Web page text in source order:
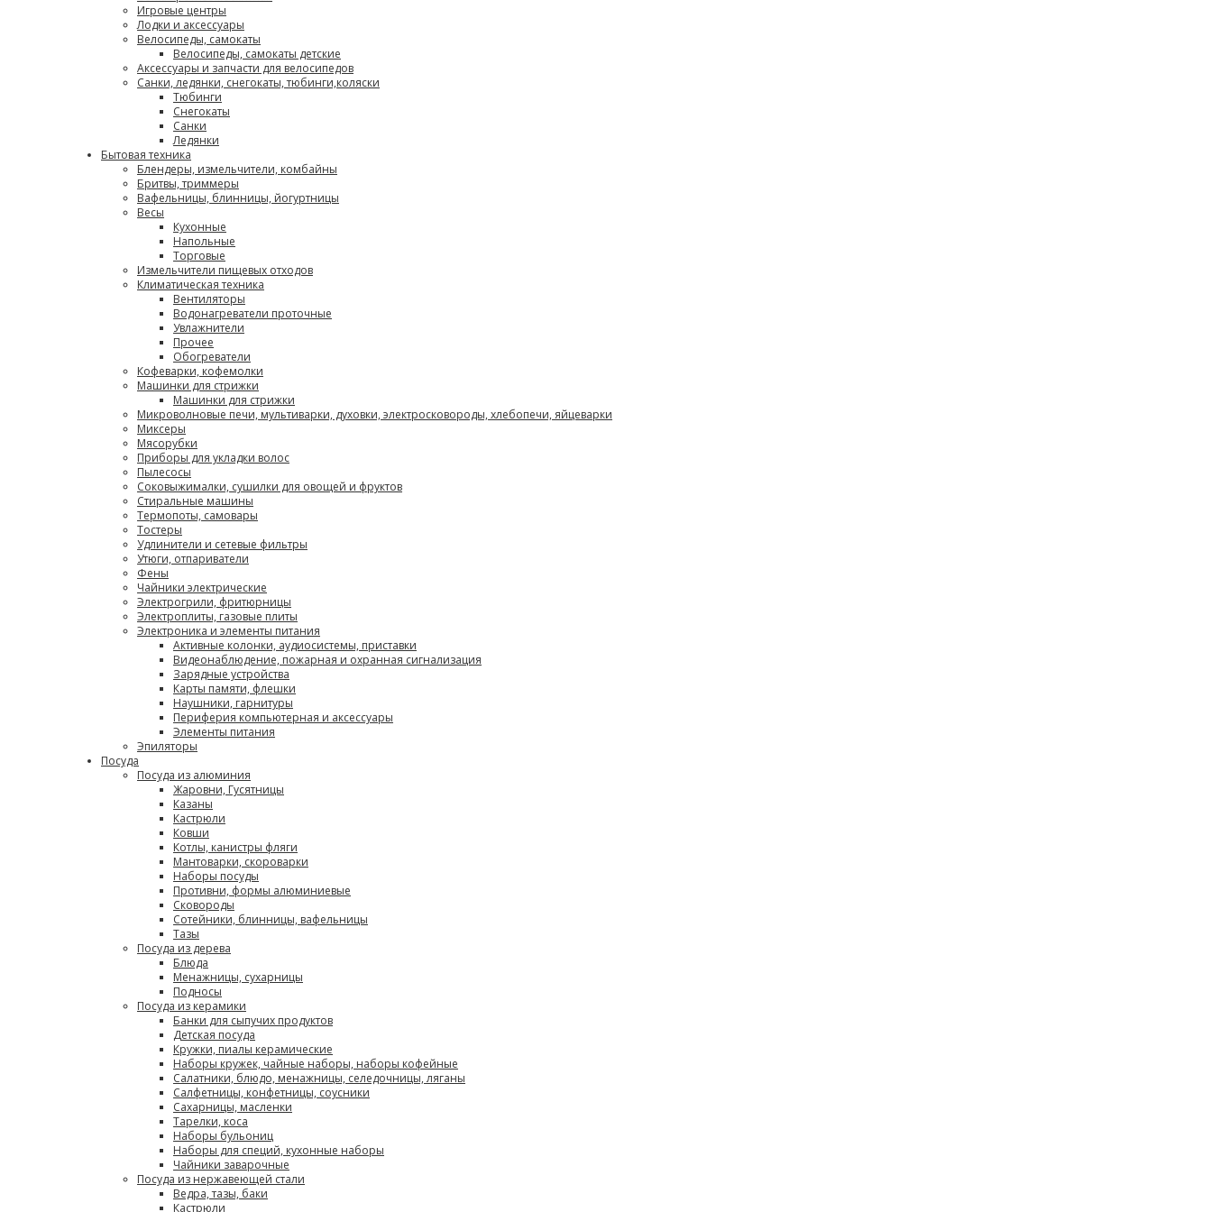
Игровые центры
Лодки и аксессуары
Велосипеды, самокаты
Велосипеды, самокаты детские
Аксессуары и запчасти для велосипедов
Санки, ледянки, снегокаты, тюбинги,коляски
Тюбинги
Снегокаты
Санки
Ледянки
Бытовая техника
Блендеры, измельчители, комбайны
Бритвы, триммеры
Вафельницы, блинницы, йогуртницы
Весы
Кухонные
Напольные
Торговые
Измельчители пищевых отходов
Климатическая техника
Вентиляторы
Водонагреватели проточные
Увлажнители
Прочее
Обогреватели
Кофеварки, кофемолки
Машинки для стрижки
Машинки для стрижки
Микроволновые печи, мультиварки, духовки, электросковороды, хлебопечи, яйцеварки
Миксеры
Мясорубки
Приборы для укладки волос
Пылесосы
Соковыжималки, сушилки для овощей и фруктов
Стиральные машины
Термопоты, самовары
Тостеры
Удлинители и сетевые фильтры
Утюги, отпариватели
Фены
Чайники электрические
Электрогрили, фритюрницы
Электроплиты, газовые плиты
Электроника и элементы питания
Активные колонки, аудиосистемы, приставки
Видеонаблюдение, пожарная и охранная сигнализация
Зарядные устройства
Карты памяти, флешки
Наушники, гарнитуры
Периферия компьютерная и аксессуары
Элементы питания
Эпиляторы
Посуда
Посуда из алюминия
Жаровни, Гусятницы
Казаны
Кастрюли
Ковши
Котлы, канистры фляги
Мантоварки, скороварки
Наборы посуды
Противни, формы алюминиевые
Сковороды
Сотейники, блинницы, вафельницы
Тазы
Посуда из дерева
Блюда
Менажницы, сухарницы
Подносы
Посуда из керамики
Банки для сыпучих продуктов
Детская посуда
Кружки, пиалы керамические
Наборы кружек, чайные наборы, наборы кофейные
Салатники, блюдо, менажницы, селедочницы, ляганы
Салфетницы, конфетницы, соусники
Сахарницы, масленки
Тарелки, коса
Наборы бульониц
Наборы для специй, кухонные наборы
Чайники заварочные
Посуда из нержавеющей стали
Ведра, тазы, баки
Кастрюли